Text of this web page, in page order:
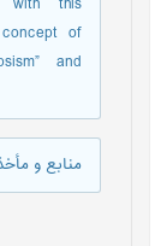
of
and
منابع و مأخذ: